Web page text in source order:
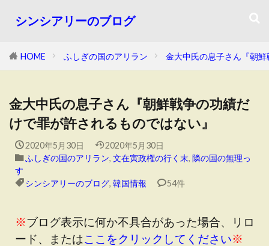
シンシアリーのブログ
HOME ふしぎの国のアリラン 金大中氏の息子さん『朝
金大中氏の息子さん『朝鮮戦争の功績だ
けで罪が許されるものではない』
2020年5月30日
2020年5月30日
ふしぎの国のアリラン, 文在寅政権の行く末, 隣の国の無理っ
す
シンシアリーのブログ, 韓国情報 54件
※ブログ表示に何か不具合があった場合、リロ
ード、またはここをクリックしてください※